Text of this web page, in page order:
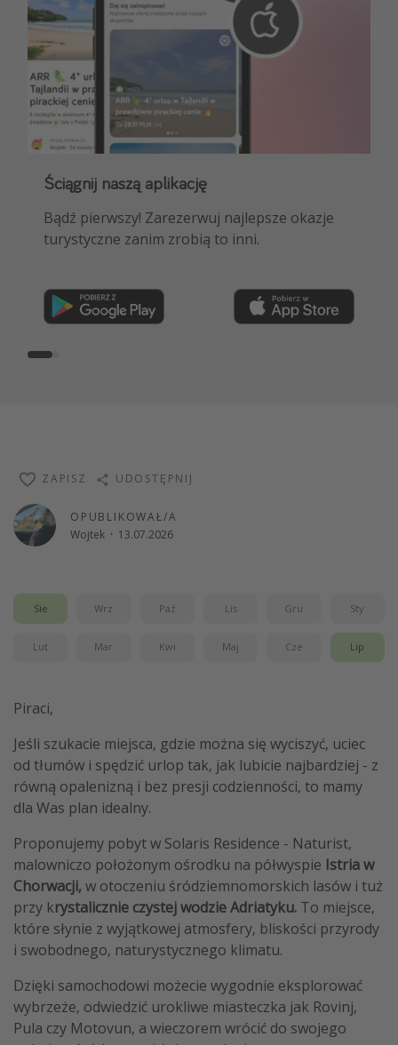
Ściągnij naszą aplikację
Bądź pierwszy! Zarezerwuj najlepsze okazje
turystyczne zanim zrobią to inni.
Dołącz do naszego kanału na WhatsApp
NAJLEPSZE oferty podróżnicze, porady
ekspertów i wiele więcej!
OPUBLIKOWAŁ/A
Wojtek · 13.07.2026
ZAPISZ UDOSTĘPNIJ
Sie Wrz Paź Lis Gru Sty
Lut Mar Kwi Maj Cze Lip
Piraci,
Jeśli szukacie miejsca, gdzie można się wyciszyć, uciec
od tłumów i spędzić urlop tak, jak lubicie najbardziej - z
równą opalenizną i bez presji codzienności, to mamy
dla Was plan idealny.
Proponujemy pobyt w Solaris Residence - Naturist,
malowniczo położonym ośrodku na półwyspie Istria w
Chorwacji, w otoczeniu śródziemnomorskich lasów i tuż
przy krystalicznie czystej wodzie Adriatyku. To miejsce,
które słynie z wyjątkowej atmosfery, bliskości przyrody
i swobodnego, naturystycznego klimatu.
Dzięki samochodowi możecie wygodnie eksplorować
wybrzeże, odwiedzić urokliwe miasteczka jak Rovinj,
Pula czy Motovun, a wieczorem wrócić do swojego